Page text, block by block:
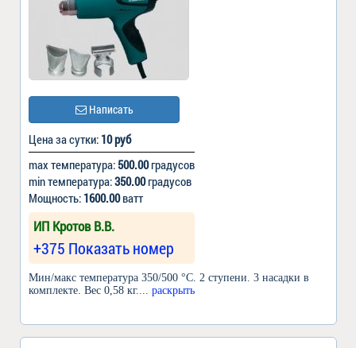
Написать
Цена за сутки: 10 руб
max температура: 500.00градусов
min температура:350.00градусов
Мощность: 1600.00ватт
ИП Кротов В.В.
+375 Показать номер
Мин/макс температура 350/500 °C. 2 ступени. 3 насадки в
комплекте. Вес 0,58 кг.
... раскрыть